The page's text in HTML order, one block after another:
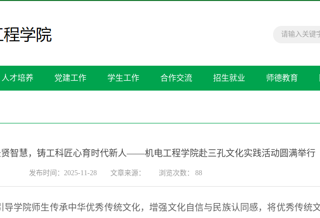
人才培养 党建工作 学生工作 合作交流 招生就业 师德教育
智慧，铸工科匠心育时代新人——机电工程学院赴三孔文化实践活动圆满举行
发布时间：2025-11-28 文章来源： 浏览次数： 88
学院师生传承中华优秀传统文化，增强文化自信与民族认同感，将优秀传统